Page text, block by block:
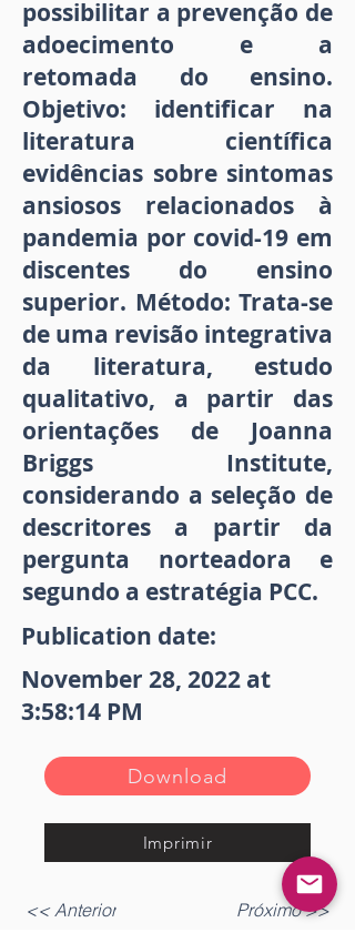
possibilitar a prevenção de
adoecimento e a
retomada do ensino.
Objetivo: identificar na
literatura científica
evidências sobre sintomas
ansiosos relacionados à
pandemia por covid-19 em
discentes do ensino
superior. Método: Trata-se
de uma revisão integrativa
da literatura, estudo
qualitativo, a partir das
orientações de Joanna
Briggs Institute,
considerando a seleção de
descritores a partir da
pergunta norteadora e
segundo a estratégia PCC.
Publication date:
November 28, 2022 at
3:58:14 PM
Download
Imprimir
<< Anterior Próximo >>